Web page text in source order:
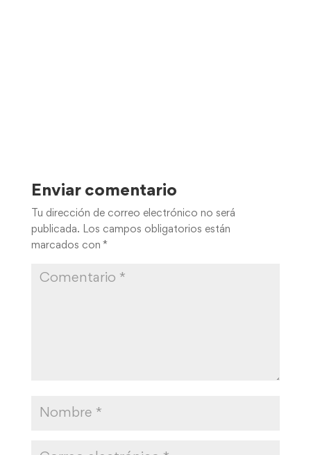
Enviar comentario
Tu dirección de correo electrónico no será
publicada.
Los campos obligatorios están
marcados con *